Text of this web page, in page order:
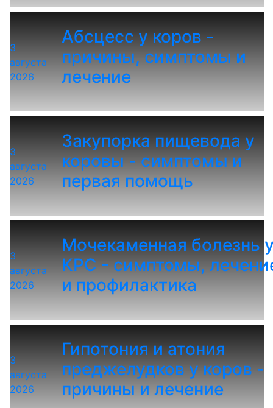
3
августа
2026
Абсцесс у коров -
причины, симптомы и
лечение
3
августа
2026
Закупорка пищевода у
коровы - симптомы и
первая помощь
3
августа
2026
Мочекаменная болезнь
КРС - симптомы,
и профилактика
3
августа
2026
Гипотония и атония
преджелудков у коров -
причины и лечение